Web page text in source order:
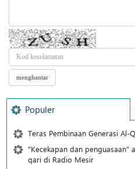
Populer
Teras Pembinaan Generasi Al-
"Kecekapan dan penguasaan"
qari di Radio Mesir